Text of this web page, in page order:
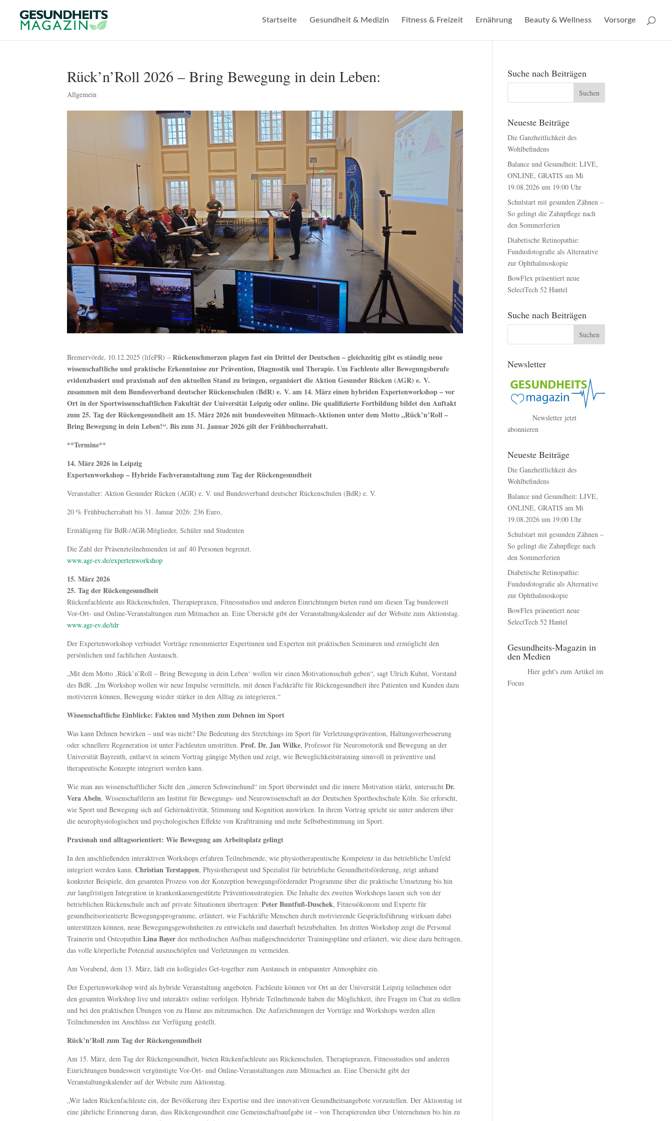
Startseite Gesundheit & Medizin Fitness & Freizeit Ernährung Beauty & Wellness Vorsorge
Rück’n’Roll 2026 – Bring Bewegung in dein Leben:
Allgemein
Bremervörde, 10.12.2025 (lifePR) –Rückenschmerzen plagen fast ein Drittel der Deutschen – gleichzeitig gibt es ständig neue
wissenschaftliche und praktische Erkenntnisse zur Prävention, Diagnostik und Therapie. Um Fachleute aller Bewegungsberufe
evidenzbasiert und praxisnah auf den aktuellen Stand zu bringen, organisiert die Aktion Gesunder Rücken (AGR) e. V.
zusammen mit dem Bundesverband deutscher Rückenschulen (BdR) e. V. am 14. März einen hybriden Expertenworkshop – vor
Ort in der Sportwissenschaftlichen Fakultät der Universität Leipzig oder online. Die qualifizierte Fortbildung bildet den Auftakt
zum 25. Tag der Rückengesundheit am 15. März 2026 mit bundesweiten Mitmach-Aktionen unter dem Motto „Rück’n’Roll –
Bring Bewegung in dein Leben!“. Bis zum 31. Januar 2026 gilt der Frühbucherrabatt.
**Termine**
14. März 2026 in Leipzig
Expertenworkshop – Hybride Fachveranstaltung zum Tag der Rückengesundheit
Veranstalter: Aktion Gesunder Rücken (AGR) e. V. und Bundesverband deutscher Rückenschulen (BdR) e. V.
20 % Frühbucherrabatt bis 31. Januar 2026: 236 Euro,
Ermäßigung für BdR-/AGR-Mitglieder, Schüler und Studenten
Die Zahl der Präsenzteilnehmenden ist auf 40 Personen begrenzt.
www.agr-ev.de/expertenworkshop
15. März 2026
25. Tag der Rückengesundheit
Rückenfachleute aus Rückenschulen, Therapiepraxen, Fitnessstudios und anderen Einrichtungen bieten rund um diesen Tag bundesweit
Vor-Ort- und Online-Veranstaltungen zum Mitmachen an. Eine Übersicht gibt der Veranstaltungskalender auf der Website zum Aktionstag.
www.agr-ev.de/tdr
Der Expertenworkshop verbindet Vorträge renommierter Expertinnen und Experten mit praktischen Seminaren und ermöglicht den
persönlichen und fachlichen Austausch.
„Mit dem Motto ‚Rück’n’Roll – Bring Bewegung in dein Leben‘ wollen wir einen Motivationsschub geben“, sagt Ulrich Kuhnt, Vorstand
des BdR. „Im Workshop wollen wir neue Impulse vermitteln, mit denen Fachkräfte für Rückengesundheit ihre Patienten und Kunden dazu
motivieren können, Bewegung wieder stärker in den Alltag zu integrieren.“
Wissenschaftliche Einblicke: Fakten und Mythen zum Dehnen im Sport
Was kann Dehnen bewirken – und was nicht? Die Bedeutung des Stretchings im Sport für Verletzungsprävention, Haltungsverbesserung
oder schnellere Regeneration ist unter Fachleuten umstritten.Prof. Dr. Jan Wilke, Professor für Neuromotorik und Bewegung an der
Universität Bayreuth, entlarvt in seinem Vortrag gängige Mythen und zeigt, wie Beweglichkeitstraining sinnvoll in präventive und
therapeutische Konzepte integriert werden kann.
Wie man aus wissenschaftlicher Sicht den „inneren Schweinehund“ im Sport überwindet und die innere Motivation stärkt, untersuchtDr.
Vera Abeln, Wissenschaftlerin am Institut für Bewegungs- und Neurowissenschaft an der Deutschen Sporthochschule Köln. Sie erforscht,
wie Sport und Bewegung sich auf Gehirnaktivität, Stimmung und Kognition auswirken. In ihrem Vortrag spricht sie unter anderem über
die neurophysiologischen und psychologischen Effekte von Krafttraining und mehr Selbstbestimmung im Sport.
Praxisnah und alltagsorientiert: Wie Bewegung am Arbeitsplatz gelingt
In den anschließenden interaktiven Workshops erfahren Teilnehmende, wie physiotherapeutische Kompetenz in das betriebliche Umfeld
integriert werden kann.Christian Terstappen, Physiotherapeut und Spezialist für betriebliche Gesundheitsförderung, zeigt anhand
konkreter Beispiele, den gesamten Prozess von der Konzeption bewegungsfördernder Programme über die praktische Umsetzung bis hin
zur langfristigen Integration in krankenkassengestützte Präventionsstrategien. Die Inhalte des zweiten Workshops lassen sich von der
betrieblichen Rückenschule auch auf private Situationen übertragen:Peter Buntfuß-Duschek, Fitnessökonom und Experte für
gesundheitsorientierte Bewegungsprogramme, erläutert, wie Fachkräfte Menschen durch motivierende Gesprächsführung wirksam dabei
unterstützen können, neue Bewegungsgewohnheiten zu entwickeln und dauerhaft beizubehalten. Im dritten Workshop zeigt die Personal
Trainerin und OsteopathinLina Bayer den methodischen Aufbau maßgeschneiderter Trainingspläne und erläutert, wie diese dazu beitragen,
das volle körperliche Potenzial auszuschöpfen und Verletzungen zu vermeiden.
Am Vorabend, dem 13. März, lädt ein kollegiales Get-together zum Austausch in entspannter Atmosphäre ein.
Der Expertenworkshop wird als hybride Veranstaltung angeboten. Fachleute können vor Ort an der Universität Leipzig teilnehmen oder
den gesamten Workshop live und interaktiv online verfolgen. Hybride Teilnehmende haben die Möglichkeit, ihre Fragen im Chat zu stellen
und bei den praktischen Übungen von zu Hause aus mitzumachen. Die Aufzeichnungen der Vorträge und Workshops werden allen
Teilnehmenden im Anschluss zur Verfügung gestellt.
Rück’n’Roll zum Tag der Rückengesundheit
Am 15. März, dem Tag der Rückengesundheit, bieten Rückenfachleute aus Rückenschulen, Therapiepraxen, Fitnessstudios und anderen
Einrichtungen bundesweit vergünstigte Vor-Ort- und Online-Veranstaltungen zum Mitmachen an. Eine Übersicht gibt der
Veranstaltungskalender auf der Website zum Aktionstag.
„Wir laden Rückenfachleute ein, der Bevölkerung ihre Expertise und ihre innovativen Gesundheitsangebote vorzustellen. Der Aktionstag ist
eine jährliche Erinnerung daran, dass Rückengesundheit eine Gemeinschaftsaufgabe ist – von Therapierenden über Unternehmen bis hin zu
Suche nach Beiträgen
Neueste Beiträge
Die Ganzheitlichkeit des
Wohlbefindens
Balance und Gesundheit: LIVE,
ONLINE, GRATIS am Mi
19.08.2026 um 19:00 Uhr
Schulstart mit gesunden Zähnen –
So gelingt die Zahnpflege nach
den Sommerferien
Diabetische Retinopathie:
Fundusfotografie als Alternative
zur Ophthalmoskopie
BowFlex präsentiert neue
SelectTech 52 Hantel
Suche nach Beiträgen
Newsletter
Newsletter jetzt
abonnieren
Neueste Beiträge
Die Ganzheitlichkeit des
Wohlbefindens
Balance und Gesundheit: LIVE,
ONLINE, GRATIS am Mi
19.08.2026 um 19:00 Uhr
Schulstart mit gesunden Zähnen –
So gelingt die Zahnpflege nach
den Sommerferien
Diabetische Retinopathie:
Fundusfotografie als Alternative
zur Ophthalmoskopie
BowFlex präsentiert neue
SelectTech 52 Hantel
Gesundheits-Magazin in
den Medien
Hier geht's zum Artikel im
Focus